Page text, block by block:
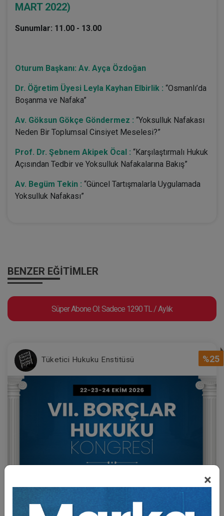
×
MART 2022)
Sunumlar: 11.00 - 13.00
Oturum Başkanı: Av. Ayça Özdoğan
Dr. Öğretim Üyesi Leyla Kayhan Elbirlik : “Osmanlı’da
Boşanma ve Nafaka”
Av. Göksun Gökçe Göndermez : “Yoksulluk Nafakası
Neden Bir Toplumsal Cinsiyet Meselesi?”
Prof. Dr. Şebnem Akipek Öcal : “Karşılaştırmalı Hukuk
Açısından Tedbir ve Yoksulluk Nafakalarına Bakış”
Av. Begüm Tekin : “Güncel Tartışmalarla Uygulamada
Yoksulluk Nafakası”
BENZER EĞITIMLER
Süper Abone Ol: Sadece 1290 TL / Aylık
%25
Tüketici Hukuku Enstitüsü